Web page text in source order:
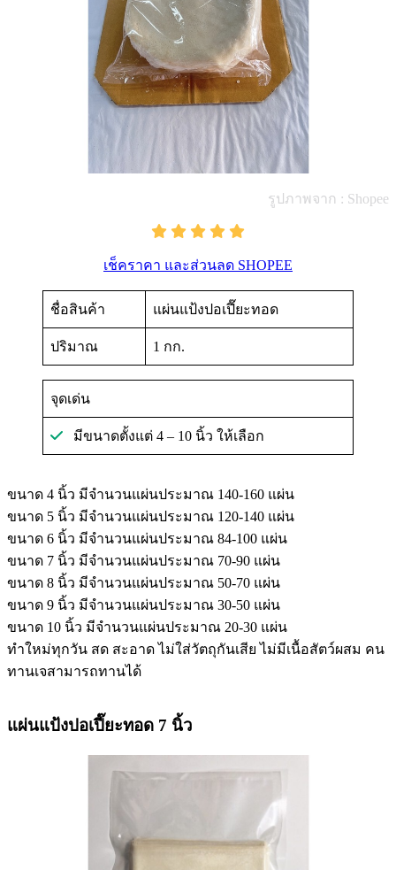
รูปภาพจาก : Shopee
เช็คราคา และส่วนลด SHOPEE
ชื่อสินค้า แผ่นแป้งปอเปี๊ยะทอด
ปริมาณ 1 กก.
จุดเด่น
มีขนาดตั้งแต่ 4 – 10 นิ้ว ให้เลือก
ขนาด 4 นิ้ว มีจำนวนแผ่นประมาณ 140-160 แผ่น
ขนาด 5 นิ้ว มีจำนวนแผ่นประมาณ 120-140 แผ่น
ขนาด 6 นิ้ว มีจำนวนแผ่นประมาณ 84-100 แผ่น
ขนาด 7 นิ้ว มีจำนวนแผ่นประมาณ 70-90 แผ่น
ขนาด 8 นิ้ว มีจำนวนแผ่นประมาณ 50-70 แผ่น
ขนาด 9 นิ้ว มีจำนวนแผ่นประมาณ 30-50 แผ่น
ขนาด 10 นิ้ว มีจำนวนแผ่นประมาณ 20-30 แผ่น
ทำใหม่ทุกวัน สด สะอาด ไม่ใส่วัตถุกันเสีย ไม่มีเนื้อสัตว์ผสม คน
ทานเจสามารถทานได้
แผ่นแป้งปอเปี๊ยะทอด 7 นิ้ว